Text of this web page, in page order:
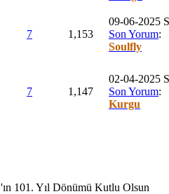
7 1,153
09-06-2025
Son Yorum:
Soulfly
7 1,147
02-04-2025
Son Yorum:
Kurgu
101. Yıl Dönümü Kutlu Olsun